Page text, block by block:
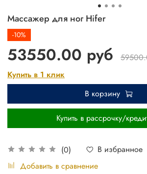
Массажер для ног Hifer
(0)
В избранное
Добавить в сравнение
-10%
53550.00 руб
Купить в 1 клик
В корзину
Купить в рассрочку/